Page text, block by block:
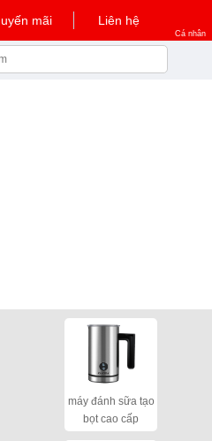
mãi Liên hệ
Cá nhân
máy đánh sữa tạo
bọt cao cấp